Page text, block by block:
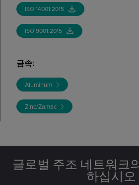
ISO 14001:2015
ISO 9001:2015
금속:
Aluminum
Zinc/Zamac
글로벌 주조 네트워크
하십시오